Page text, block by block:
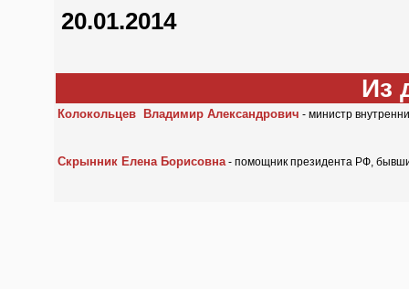
20.01.2014
Из
Колокольцев Владимир Александрович - министр
Скрынник Елена Борисовна- помощник президента РФ,